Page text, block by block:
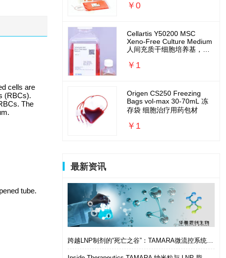
cells are
(RBCs).
The
tube.
￥0
Cellartis Y50200 MSC
Xeno-Free Culture Medium
人间充质干细胞培养基，无
￥1
Origen CS250 Freezing
Bags vol-max 30-70mL 冻
存袋 细胞治疗用药包材
￥1
最新资讯
跨越LNP制剂的“死亡之谷”：TAMARA微流控系统如何实现从筛选到体内的无缝衔接